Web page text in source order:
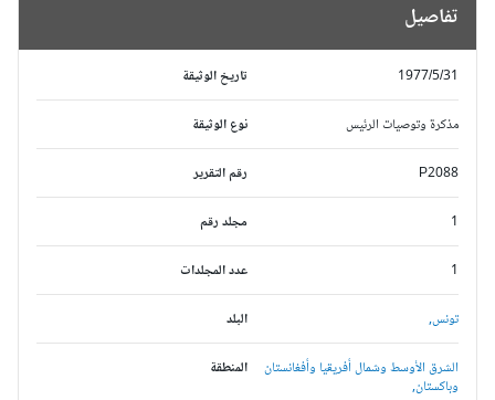
تفاصيل
تاريخ الوثيقة 1977/5/31
نوع الوثيقة مذكرة وتوصيات الرئيس
رقم التقرير P2088
مجلد رقم
عدد المجلدات
البلد تونس,
المنطقة
الشرق الأوسط وشمال أفريقيا وأفغانستان
وباكستان,